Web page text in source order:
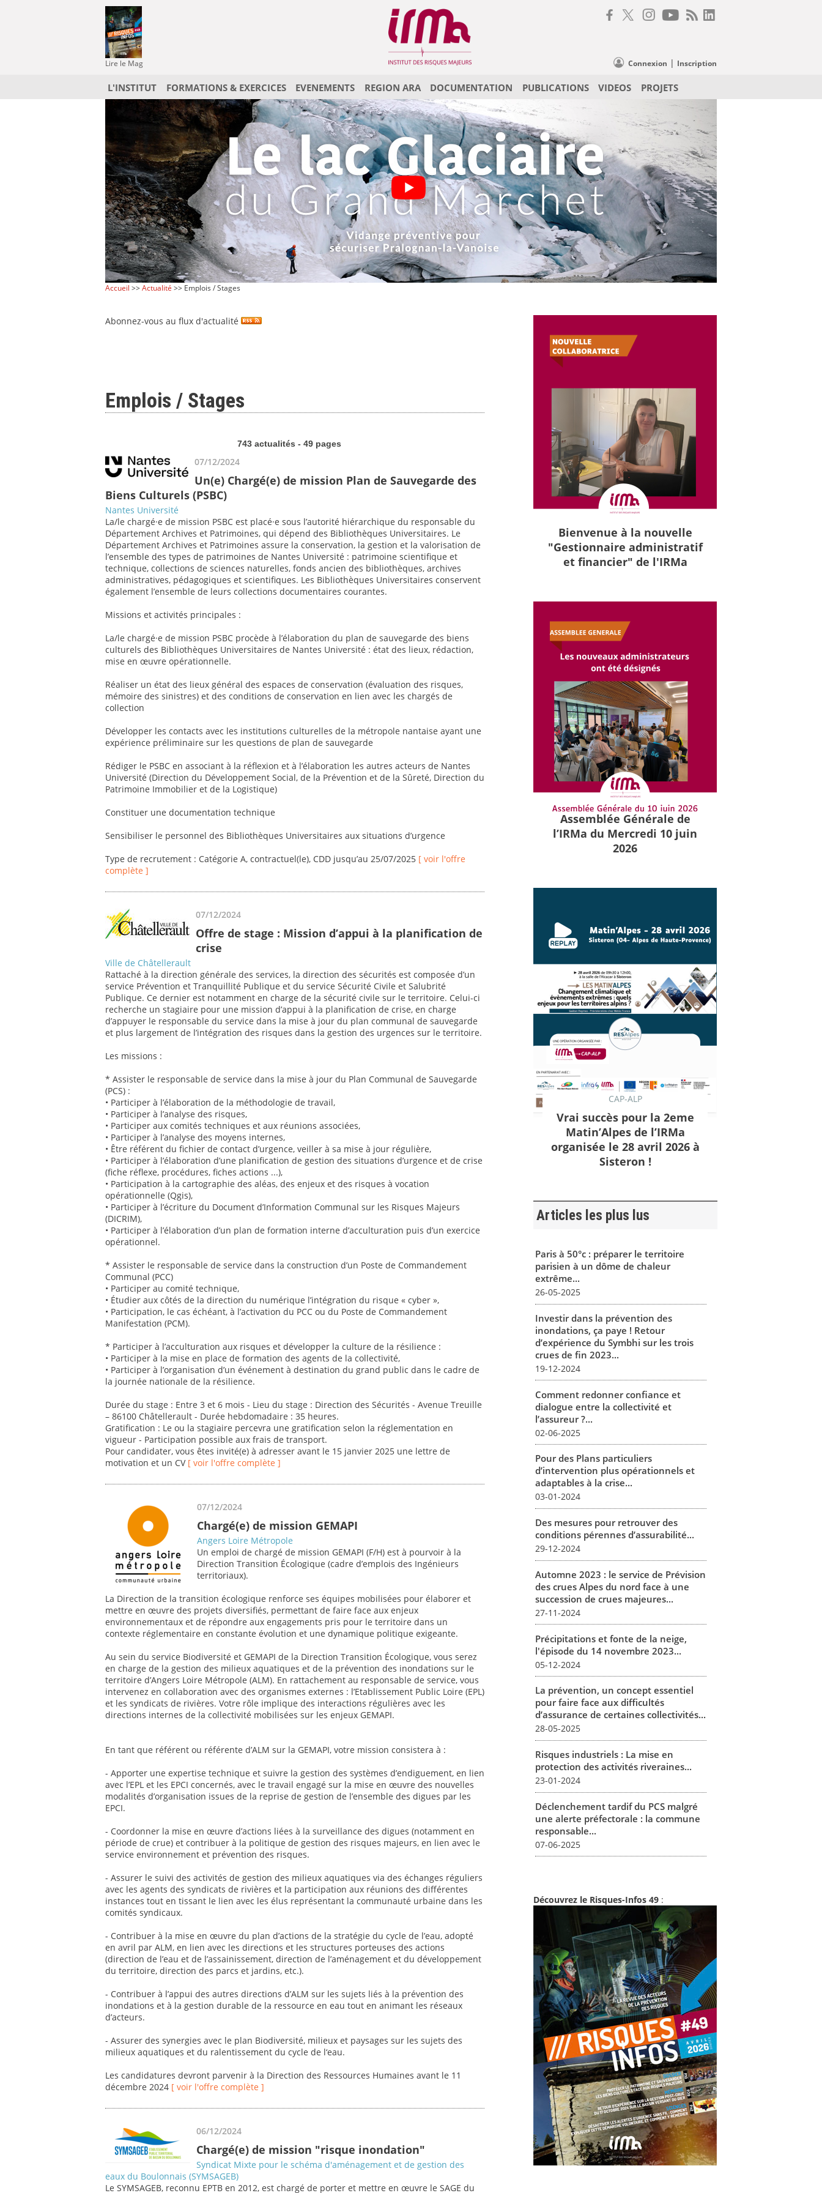
Lire le Mag Connexion | Inscription
L'INSTITUT FORMATIONS & EXERCICES EVENEMENTS REGION ARA DOCUMENTATION PUBLICATIONS VIDEOS PROJETS
Accueil >>Actualité >> Emplois / Stages
Abonnez-vous au flux d'actualité
Emplois / Stages
743 actualités - 49 pages
07/12/2024
Un(e) Chargé(e) de mission Plan de Sauvegarde des
Biens Culturels (PSBC)
Nantes Université
La/le chargé·e de mission PSBC est placé·e sous l’autorité hiérarchique du responsable du
Département Archives et Patrimoines, qui dépend des Bibliothèques Universitaires. Le
Département Archives et Patrimoines assure la conservation, la gestion et la valorisation de
l’ensemble des types de patrimoines de Nantes Université : patrimoine scientifique et
technique, collections de sciences naturelles, fonds ancien des bibliothèques, archives
administratives, pédagogiques et scientifiques. Les Bibliothèques Universitaires conservent
également l’ensemble de leurs collections documentaires courantes.
Missions et activités principales :
La/le chargé·e de mission PSBC procède à l’élaboration du plan de sauvegarde des biens
culturels des Bibliothèques Universitaires de Nantes Université : état des lieux, rédaction,
mise en œuvre opérationnelle.
Réaliser un état des lieux général des espaces de conservation (évaluation des risques,
mémoire des sinistres) et des conditions de conservation en lien avec les chargés de
collection
Développer les contacts avec les institutions culturelles de la métropole nantaise ayant une
expérience préliminaire sur les questions de plan de sauvegarde
Rédiger le PSBC en associant à la réflexion et à l’élaboration les autres acteurs de Nantes
Université (Direction du Développement Social, de la Prévention et de la Sûreté, Direction du
Patrimoine Immobilier et de la Logistique)
Constituer une documentation technique
Sensibiliser le personnel des Bibliothèques Universitaires aux situations d’urgence
Type de recrutement : Catégorie A, contractuel(le), CDD jusqu’au 25/07/2025 [ voir l'offre
complète ]
07/12/2024
Offre de stage : Mission d’appui à la planification de
crise
Ville de Châtellerault
Rattaché à la direction générale des services, la direction des sécurités est composée d’un
service Prévention et Tranquillité Publique et du service Sécurité Civile et Salubrité
Publique. Ce dernier est notamment en charge de la sécurité civile sur le territoire. Celui-ci
recherche un stagiaire pour une mission d’appui à la planification de crise, en charge
d’appuyer le responsable du service dans la mise à jour du plan communal de sauvegarde
et plus largement de l’intégration des risques dans la gestion des urgences sur le territoire.
Les missions :
* Assister le responsable de service dans la mise à jour du Plan Communal de Sauvegarde
(PCS) :
• Participer à l’élaboration de la méthodologie de travail,
• Participer à l’analyse des risques,
• Participer aux comités techniques et aux réunions associées,
• Participer à l’analyse des moyens internes,
• Être référent du fichier de contact d’urgence, veiller à sa mise à jour régulière,
• Participer à l’élaboration d’une planification de gestion des situations d’urgence et de crise
(fiche réflexe, procédures, fiches actions ...),
• Participation à la cartographie des aléas, des enjeux et des risques à vocation
opérationnelle (Qgis),
• Participer à l’écriture du Document d’Information Communal sur les Risques Majeurs
(DICRIM),
• Participer à l’élaboration d’un plan de formation interne d’acculturation puis d’un exercice
opérationnel.
* Assister le responsable de service dans la construction d’un Poste de Commandement
Communal (PCC)
• Participer au comité technique,
• Étudier aux côtés de la direction du numérique l’intégration du risque « cyber »,
• Participation, le cas échéant, à l’activation du PCC ou du Poste de Commandement
Manifestation (PCM).
* Participer à l’acculturation aux risques et développer la culture de la résilience :
• Participer à la mise en place de formation des agents de la collectivité,
• Participer à l’organisation d’un événement à destination du grand public dans le cadre de
la journée nationale de la résilience.
Durée du stage : Entre 3 et 6 mois - Lieu du stage : Direction des Sécurités - Avenue Treuille
– 86100 Châtellerault - Durée hebdomadaire : 35 heures.
Gratification : Le ou la stagiaire percevra une gratification selon la réglementation en
vigueur - Participation possible aux frais de transport.
Pour candidater, vous êtes invité(e) à adresser avant le 15 janvier 2025 une lettre de
motivation et un CV [ voir l'offre complète ]
07/12/2024
Chargé(e) de mission GEMAPI
Angers Loire Métropole
Un emploi de chargé de mission GEMAPI (F/H) est à pourvoir à la
Direction Transition Écologique (cadre d’emplois des Ingénieurs
territoriaux).
La Direction de la transition écologique renforce ses équipes mobilisées pour élaborer et
mettre en œuvre des projets diversifiés, permettant de faire face aux enjeux
environnementaux et de répondre aux engagements pris pour le territoire dans un
contexte réglementaire en constante évolution et une dynamique politique exigeante.
Au sein du service Biodiversité et GEMAPI de la Direction Transition Écologique, vous serez
en charge de la gestion des milieux aquatiques et de la prévention des inondations sur le
territoire d’Angers Loire Métropole (ALM). En rattachement au responsable de service, vous
intervenez en collaboration avec des organismes externes : l’Etablissement Public Loire (EPL)
et les syndicats de rivières. Votre rôle implique des interactions régulières avec les
directions internes de la collectivité mobilisées sur les enjeux GEMAPI.
En tant que référent ou référente d’ALM sur la GEMAPI, votre mission consistera à :
- Apporter une expertise technique et suivre la gestion des systèmes d’endiguement, en lien
avec l’EPL et les EPCI concernés, avec le travail engagé sur la mise en œuvre des nouvelles
modalités d’organisation issues de la reprise de gestion de l’ensemble des digues par les
EPCI.
- Coordonner la mise en œuvre d’actions liées à la surveillance des digues (notamment en
période de crue) et contribuer à la politique de gestion des risques majeurs, en lien avec le
service environnement et prévention des risques.
- Assurer le suivi des activités de gestion des milieux aquatiques via des échanges réguliers
avec les agents des syndicats de rivières et la participation aux réunions des différentes
instances tout en tissant le lien avec les élus représentant la communauté urbaine dans les
comités syndicaux.
- Contribuer à la mise en œuvre du plan d’actions de la stratégie du cycle de l’eau, adopté
en avril par ALM, en lien avec les directions et les structures porteuses des actions
(direction de l’eau et de l’assainissement, direction de l’aménagement et du développement
du territoire, direction des parcs et jardins, etc.).
- Contribuer à l’appui des autres directions d’ALM sur les sujets liés à la prévention des
inondations et à la gestion durable de la ressource en eau tout en animant les réseaux
d’acteurs.
- Assurer des synergies avec le plan Biodiversité, milieux et paysages sur les sujets des
milieux aquatiques et du ralentissement du cycle de l‘eau.
Les candidatures devront parvenir à la Direction des Ressources Humaines avant le 11
décembre 2024 [ voir l'offre complète ]
06/12/2024
Chargé(e) de mission "risque inondation"
Syndicat Mixte pour le schéma d'aménagement et de gestion des
eaux du Boulonnais (SYMSAGEB)
Le SYMSAGEB, reconnu EPTB en 2012, est chargé de porter et mettre en œuvre le SAGE du
Bienvenue à la nouvelle
"Gestionnaire administratif
et financier" de l'IRMa
Assemblée Générale de
l’IRMa du Mercredi 10 juin
2026
CAP-ALP
Vrai succès pour la 2eme
Matin’Alpes de l’IRMa
organisée le 28 avril 2026 à
Sisteron !
Articles les plus lus
Paris à 50°c : préparer le territoire
parisien à un dôme de chaleur
extrême...
26-05-2025
Investir dans la prévention des
inondations, ça paye ! Retour
d’expérience du Symbhi sur les trois
crues de fin 2023...
19-12-2024
Comment redonner confiance et
dialogue entre la collectivité et
l’assureur ?...
02-06-2025
Pour des Plans particuliers
d’intervention plus opérationnels et
adaptables à la crise...
03-01-2024
Des mesures pour retrouver des
conditions pérennes d’assurabilité...
29-12-2024
Automne 2023 : le service de Prévision
des crues Alpes du nord face à une
succession de crues majeures...
27-11-2024
Précipitations et fonte de la neige,
l'épisode du 14 novembre 2023...
05-12-2024
La prévention, un concept essentiel
pour faire face aux difficultés
d’assurance de certaines collectivités...
28-05-2025
Risques industriels : La mise en
protection des activités riveraines...
23-01-2024
Déclenchement tardif du PCS malgré
une alerte préfectorale : la commune
responsable...
07-06-2025
Découvrez le Risques-Infos 49 :